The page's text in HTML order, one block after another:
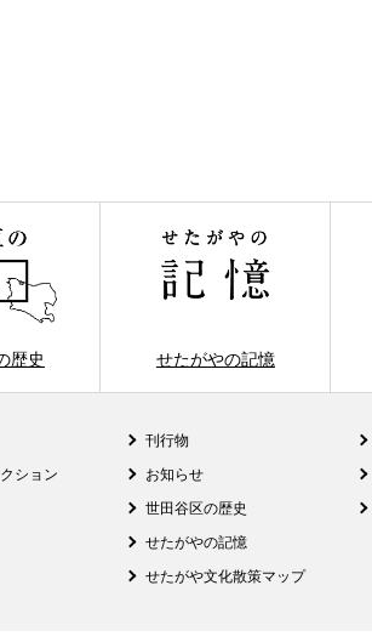
歴史 せたがやの記憶
ション
刊行物
お知らせ
世田谷区の歴史
せたがやの記憶
せたがや文化散策マップ